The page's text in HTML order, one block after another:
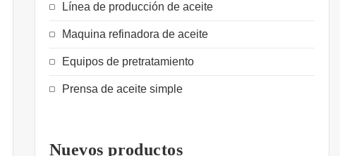
Línea de producción de aceite
Maquina refinadora de aceite
Equipos de pretratamiento
Prensa de aceite simple
Nuevos productos